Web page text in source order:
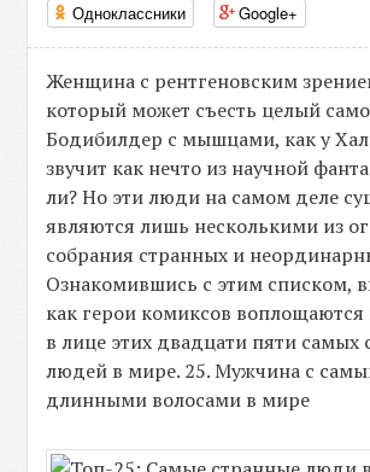
Одноклассники
Google+
Женщина с рентгеновским
который может съесть целый
Бодибилдер с мышцами, как у
звучит как нечто из научной
ли? Но эти люди на самом деле
являются лишь несколькими из
собрания странных и
Ознакомившись с этим списком,
как герои комиксов воплощаются
в лице этих двадцати пяти самых
людей в мире. 25. Мужчина с
длинными волосами в мире